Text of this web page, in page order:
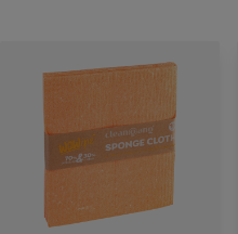
Müllbeutel | Eimer
Haushaltspapier
Tücher | Schwämme | Bürsten
Mikrofaser-Tücher
Schwämme |
Feuchttücher
Bürsten